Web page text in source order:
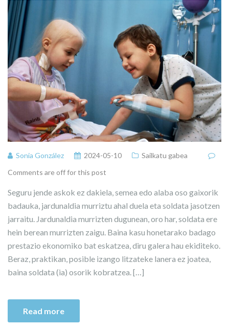
Sonia González 2024-05-10
Sailkatu gabea
Comments are off for this post
Seguru jende askok ez dakiela, semea edo alaba oso gaixorik
badauka, jardunaldia murriztu ahal duela eta soldata jasotzen
jarraitu. Jardunaldia murrizten dugunean, oro har, soldata ere
hein berean murrizten zaigu. Baina kasu honetarako badago
prestazio ekonomiko bat eskatzea, diru galera hau ekiditeko.
Beraz, praktikan, posible izango litzateke lanera ez joatea,
baina soldata (ia) osorik kobratzea. […]
Read more